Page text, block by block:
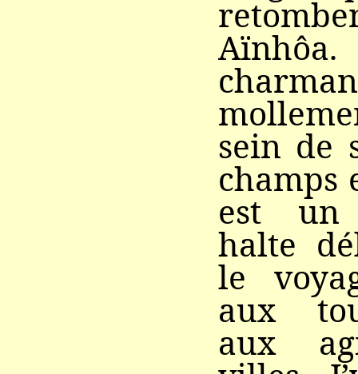
sein de
champs
est un
halte
le
aux
aux